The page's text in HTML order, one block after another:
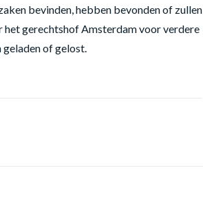
bevinden, hebben bevonden of zullen
het gerechtshof Amsterdam voor verdere
of gelost.